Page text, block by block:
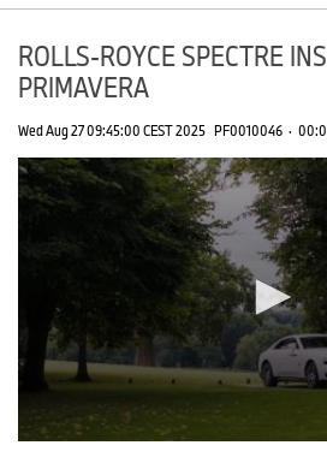
ROLLS-ROYCE SPECTRE
PRIMAVERA
Wed Aug 27 09:45:00 CEST 2025 PF0010046 ·